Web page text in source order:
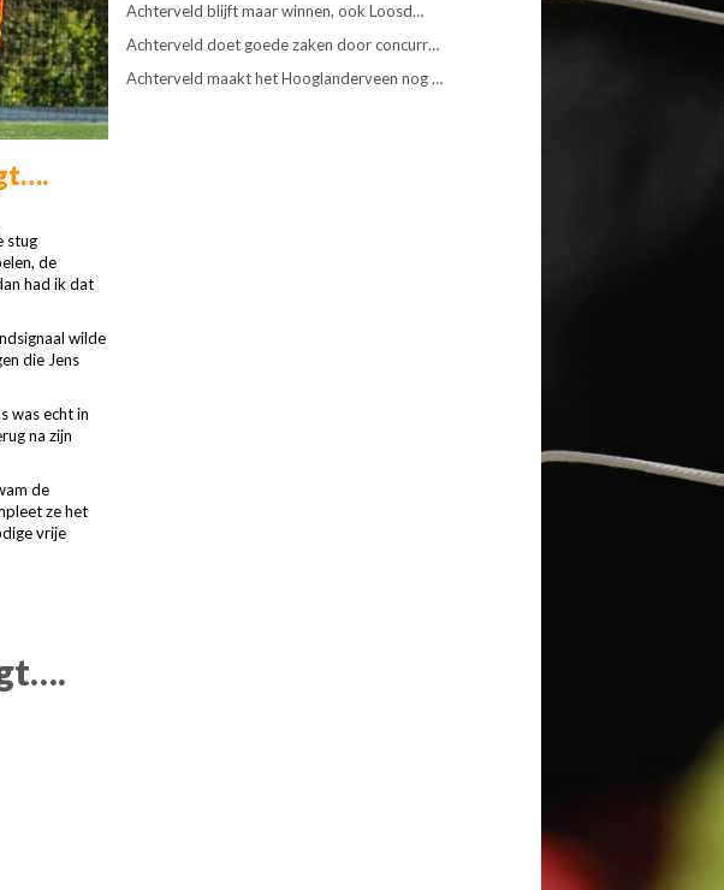
stug
de
had ik dat
wilde
die Jens
was echt in
na zijn
de
ze het
vrije
Achterveld blijft maar winnen, ook Loosd…
Achterveld doet goede zaken door concurr…
Achterveld maakt het Hooglanderveen nog …